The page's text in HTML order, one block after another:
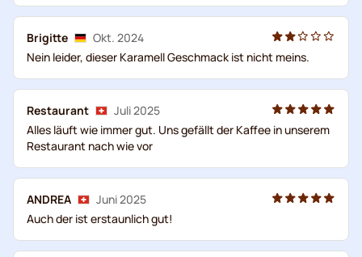
Brigitte
Okt. 2024
Nein leider, dieser Karamell Geschmack ist nicht meins.
Restaurant
Juli 2025
Alles läuft wie immer gut. Uns gefällt der Kaffee in unserem
Restaurant nach wie vor
ANDREA
Juni 2025
Auch der ist erstaunlich gut!